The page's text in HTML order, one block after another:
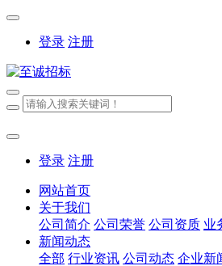
登录 注册
登录 注册
网站首页
关于我们
公司简介 公司荣誉 公司资质 业
新闻动态
全部 行业资讯 公司动态 企业新